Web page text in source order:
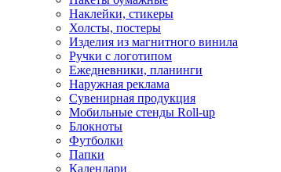
Наклейки, стикеры
Холсты, постеры
Изделия из магнитного винила
Ручки с логотипом
Ежедневники, планинги
Наружная реклама
Сувенирная продукция
Мобильные стенды Roll-up
Блокноты
Футболки
Папки
Календари